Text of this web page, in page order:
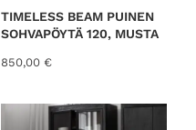
TIMELESS BEAM PUINEN
SOHVAPÖYTÄ 120, MUSTA
850,00 €